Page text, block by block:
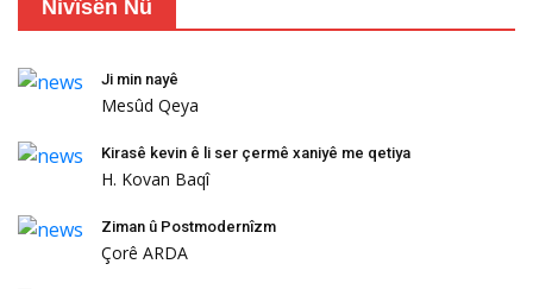
Nivîsên Nû
Ji min nayê
Mesûd Qeya
Kirasê kevin ê li ser çermê xaniyê me qetiya
H. Kovan Baqî
Ziman û Postmodernîzm
Çorê ARDA